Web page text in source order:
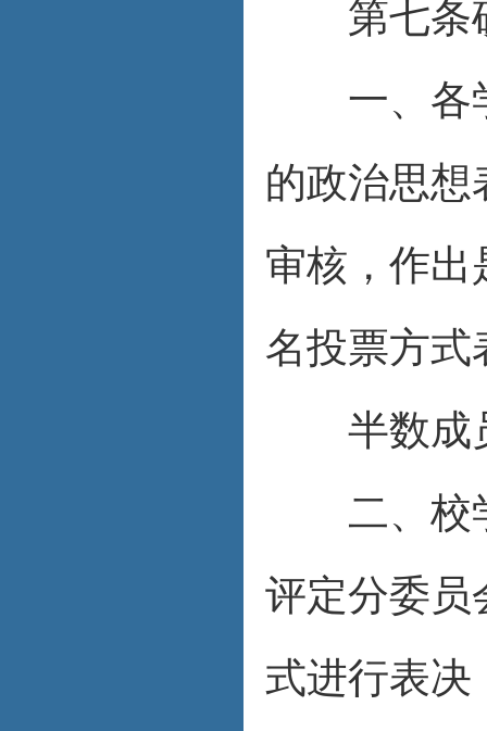
第七条
一、各学
的政治思想
审核，作出
名投票方式
半数成
二、校学
评定分委员
式进行表决